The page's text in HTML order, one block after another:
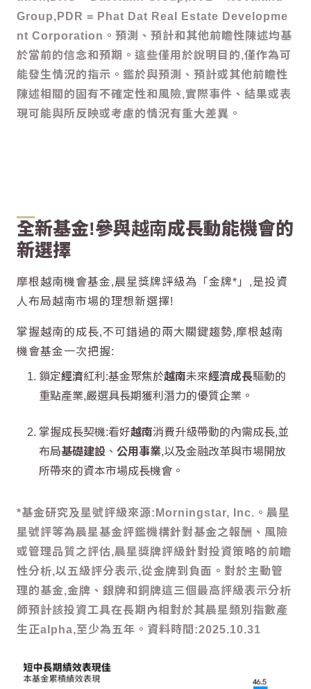
Group,PDR = Phat Dat Real Estate Developme
nt Corporation。預測、預計和其他前瞻性陳述均基
於當前的信念和預期。這些僅用於說明目的,僅作為可
能發生情況的指示。鑑於與預測、預計或其他前瞻性
陳述相關的固有不確定性和風險,實際事件、結果或表
現可能與所反映或考慮的情況有重大差異。
全新基金!參與越南成長動能機會的
新選擇
摩根越南機會基金,晨星獎牌評級為「金牌*」,是投資
人布局越南市場的理想新選擇!
掌握越南的成長,不可錯過的兩大關鍵趨勢,摩根越南
機會基金一次把握:
鎖定經濟紅利:基金聚焦於越南未來經濟成長驅動的
重點產業,嚴選具長期獲利潛力的優質企業。
掌握成長契機:看好越南消費升級帶動的內需成長,並
布局基礎建設 、 公用事業,以及金融改革與市場開放
所帶來的資本市場成長機會。
*基金研究及星號評級來源:Morningstar, Inc.。晨星
星號評等為晨星基金評鑑機構針對基金之報酬、風險
或管理品質之評估,晨星獎牌評級針對投資策略的前瞻
性分析,以五級評分表示,從金牌到負面。對於主動管
理的基金,金牌、銀牌和銅牌這三個最高評級表示分析
師預計該投資工具在長期內相對於其晨星類別指數產
生正alpha,至少為五年。資料時間:2025.10.31